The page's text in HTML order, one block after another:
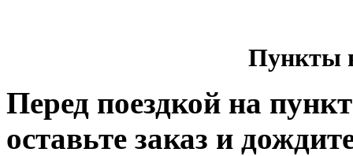
Пункты
Перед поездкой на
оставьте заказ и